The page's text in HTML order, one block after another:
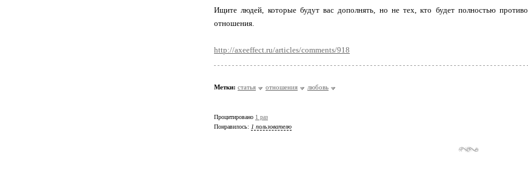
Ищите людей, которые будут вас дополнять, но не тех, кто будет полностью
отношения.
http://axeeffect.ru/articles/comments/918
Метки: статья отношения любовь
Процитировано 1 раз
Понравилось: 1 пользователю